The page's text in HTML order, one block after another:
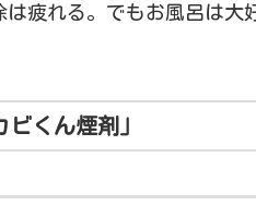
疲れる。でもお風呂は
くん煙剤」